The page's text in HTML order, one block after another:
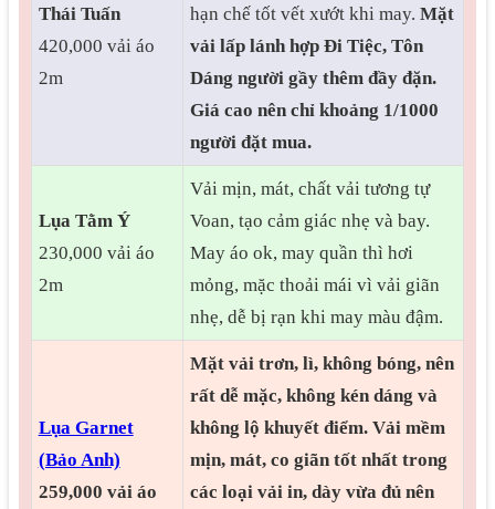
Thái Tuấn
420,000 vải áo
2m
hạn chế tốt vết xướt khi may. Mặt
vải lấp lánh hợp Đi Tiệc, Tôn
Dáng người gầy thêm đầy đặn.
Giá cao nên chỉ khoảng 1/1000
người đặt mua.
Lụa Tằm Ý
230,000 vải áo
2m
Vải mịn, mát, chất vải tương tự
Voan, tạo cảm giác nhẹ và bay.
May áo ok, may quần thì hơi
mỏng, mặc thoải mái vì vải giãn
nhẹ, dễ bị rạn khi may màu đậm.
Lụa Garnet
(Bảo Anh)
259,000 vải áo
Mặt vải trơn, lì, không bóng, nên
rấtdễ mặc, không kén dáng và
không lộ khuyết điểm. Vải mềm
mịn, mát, co giãn tốt nhất trong
các loại vải in, dày vừa đủ nên